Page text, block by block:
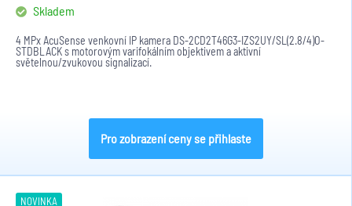
Skladem
4 MPx AcuSense venkovní IP kamera DS-2CD2T46G3-IZS2UY/SL(2.8/4)O-
STDBLACK s motorovým varifokálním objektivem a aktivní
světelnou/zvukovou signalizací.
Pro zobrazení ceny se přihlaste
NOVINKA